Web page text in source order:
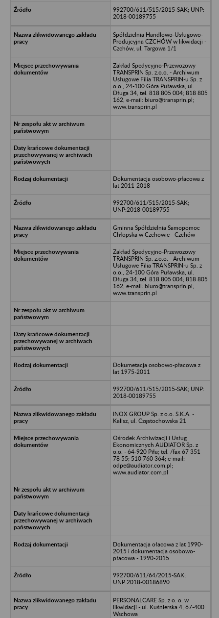
992700/611/515/2015-SAK; UNP:
2018-00189755
Spółdzielnia Handlowo-Usługowo-
Produjcyjna CZCHÓW w likwidacji -
Czchów, ul. Targowa 1/1
Zakład Spedycyjno-Przewozowy
TRANSPRIN Sp. z.o.o. - Archiwum
Usługowe Filia TRANSPRIN-u Sp. z
o.o., 24-100 Góra Puławska, ul.
Długa 34, tel. 818 805 004; 818 805
162, e-mail: biuro@transprin.pl;
www.transprin.pl
Dokumentacja osobowo-płacowa z
lat 2011-2018
992700/611/515/2015-SAK;
UNP:2018-00189755
Gminna Spółdzielnia Samopomoc
Chłopska w Czchowie - Czchów
Zakład Spedycyjno-Przewozowy
TRANSPRIN Sp. z.o.o. - Archiwum
Usługowe Filia TRANSPRIN-u Sp. z
o.o., 24-100 Góra Puławska, ul.
Długa 34, tel. 818 805 004; 818 805
162, e-mail: biuro@transprin.pl;
www.transprin.pl
Dokumetacja osobowo-płacowa z
lat 1975-2011
992700/611/515/2015-SAK; UNP:
2018-00189755
INOX GROUP Sp. z o.o. S.K.A. -
Kalisz, ul. Częstochowska 21
Ośrodek Archiwizacji i Usług
Ekonomicznych AUDIATOR Sp. z
o.o. - 64-920 Piła; tel. /fax 67 351
78 55; 510 760 364; e-mail:
odpe@audiator.com.pl;
www.audiator.com.pl
Dokumentacja ołacowa z lat 1990-
2015 i dokumentacja osobowo-
płacowa - 1990-2015
992700/611/64/2015-SAK;
UNP:2018-00186890
PERSONALCARE Sp. z o. o. w
likwidacji - ul. Kuśnierska 4; 67-400
Wschowa